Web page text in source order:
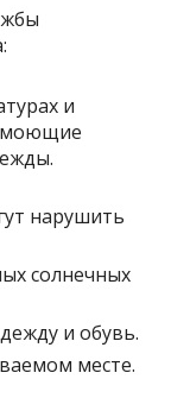
и
моющие
нарушить
солнечных
и обувь.
месте.